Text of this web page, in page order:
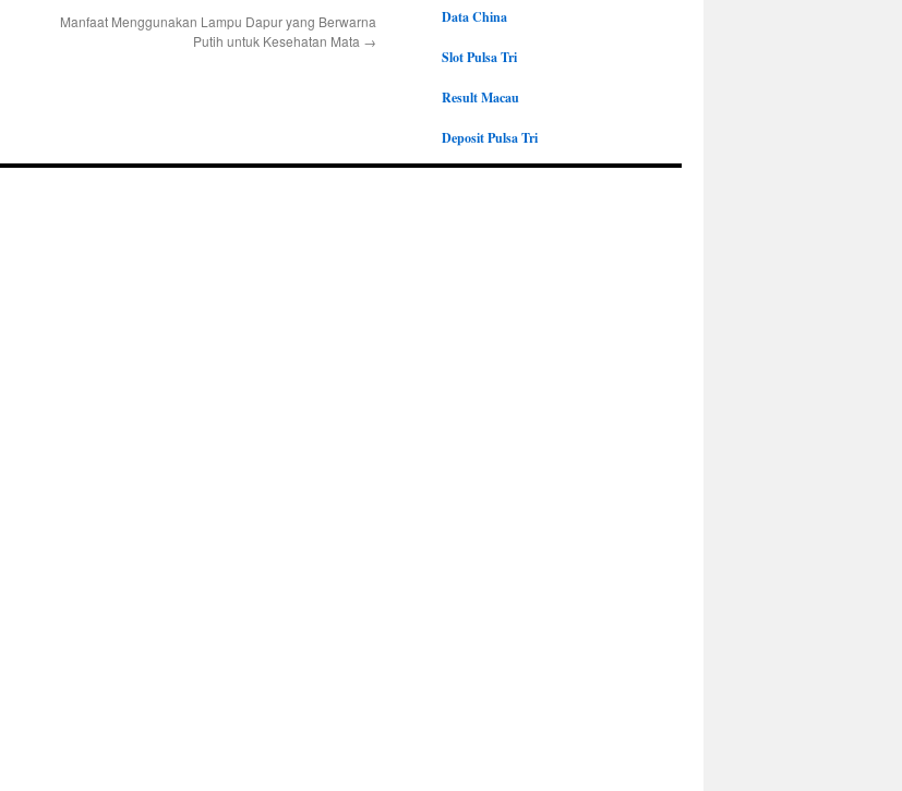
Manfaat Menggunakan Lampu Dapur yang Berwarna
Putih untuk Kesehatan Mata →
Data China
Slot Pulsa Tri
Result Macau
Deposit Pulsa Tri